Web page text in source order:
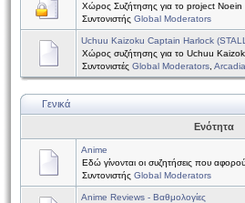
Χώρος Συζήτησης για το project Noein
Συντονιστής Global Moderators
Uchuu Kaizoku Captain Harlock
Χώρος συζήτησης για το Uchuu
Συντονιστές Global Moderators
Γενικά
Ενότητα
Anime
Εδώ γίνονται οι συζητήσεις που
Συντονιστής Global Moderators
Anime Reviews - Βαθμολογίες